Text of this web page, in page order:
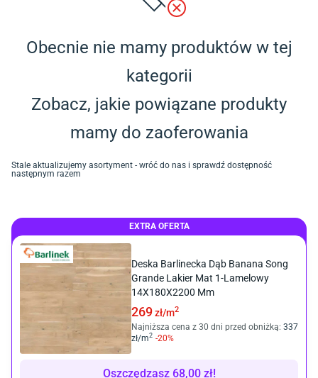
Obecnie nie mamy produktów w tej
kategorii
Zobacz, jakie powiązane produkty
mamy do zaoferowania
Stale aktualizujemy asortyment - wróć do nas i sprawdź dostępność
następnym razem
EXTRA OFERTA
Deska Barlinecka Dąb Banana Song
Grande Lakier Mat 1-Lamelowy
14X180X2200 Mm
269 zł/m2
Najniższa cena z 30 dni przed obniżką: 337
zł/m2 -20%
Oszczędzasz 68,00 zł!